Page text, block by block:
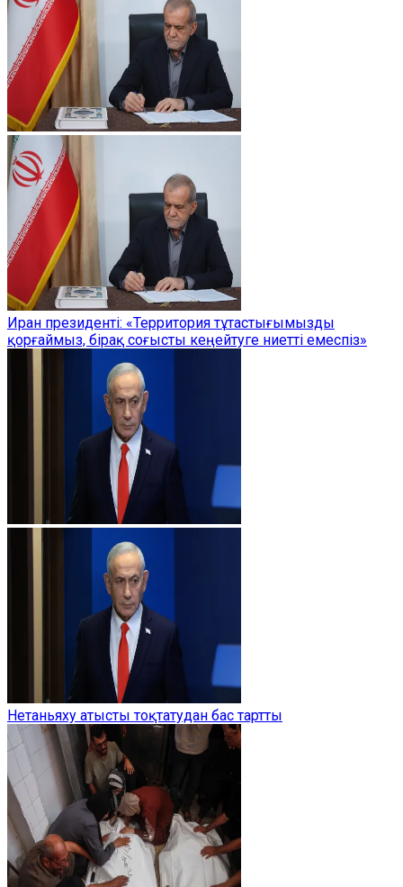
Иран президенті: «Территория тұтастығымызды
қорғаймыз, бірақ соғысты кеңейтуге ниетті емеспіз»
Нетаньяху атысты тоқтатудан бас тартты